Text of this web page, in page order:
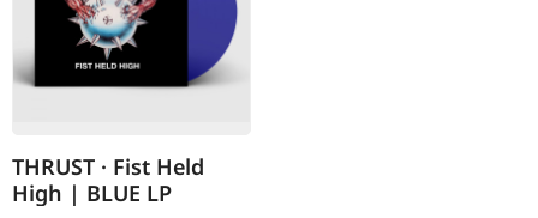
THRUST · Fist Held
High | BLUE LP